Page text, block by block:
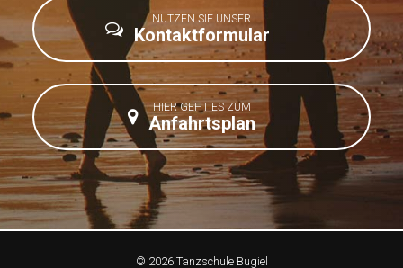
NUTZEN SIE UNSER
Kontaktformular
HIER GEHT ES ZUM
Anfahrtsplan
© 2026 Tanzschule Bugiel